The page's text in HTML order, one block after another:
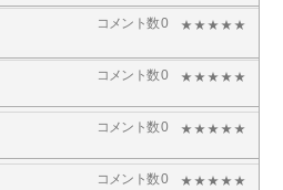
コメント数 0
コメント数 0
コメント数 0
コメント数 0